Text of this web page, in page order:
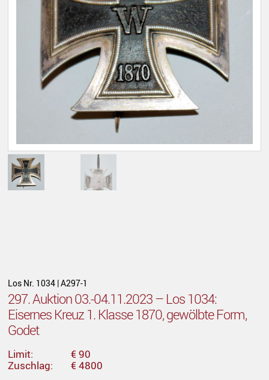
Los Nr. 1034 | A297-1
297. Auktion 03.-04.11.2023 – Los 1034:
Eisernes Kreuz 1. Klasse 1870, gewölbte Form,
Godet
Limit:
€ 90
Zuschlag:
€ 4800